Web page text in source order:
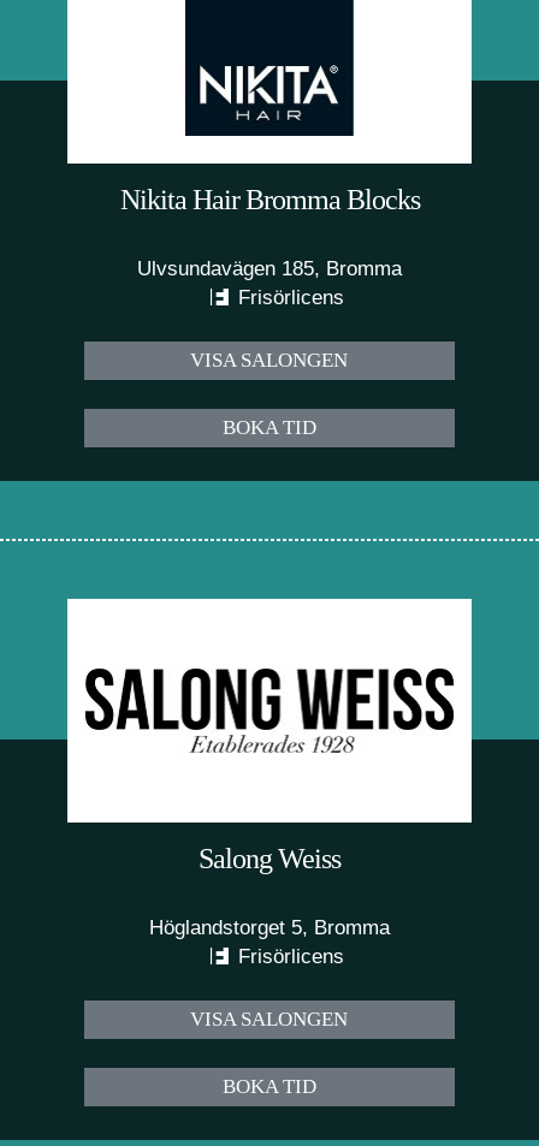
Nikita Hair Bromma Blocks
Ulvsundavägen 185, Bromma
Frisörlicens
VISA SALONGEN
BOKA TID
Salong Weiss
Höglandstorget 5, Bromma
Frisörlicens
VISA SALONGEN
BOKA TID